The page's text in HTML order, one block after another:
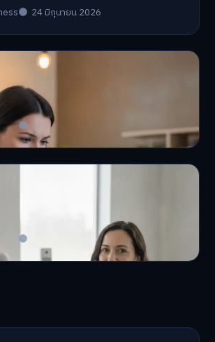
24 มิถุนายน 2026
เงินดิจิทัล 2.0’ จัดสรรงบอย่างไรไม่
แล…
23 มิถุนายน 2026
ง! เทรนด์ลงทุนยุคใหม่ ไม่ต้องเฝ้า
มด…
23 มิถุนายน 2026